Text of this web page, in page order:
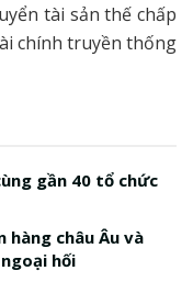
tài sản thế chấp
chính truyền thống
gần 40 tổ chức
hàng châu Âu và
hối